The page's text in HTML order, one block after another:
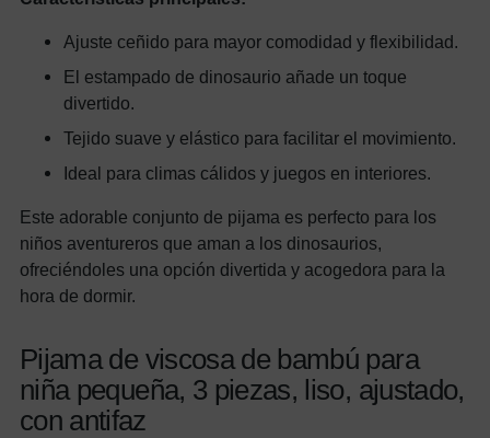
Ajuste ceñido para mayor comodidad y flexibilidad.
El estampado de dinosaurio añade un toque
divertido.
Tejido suave y elástico para facilitar el movimiento.
Ideal para climas cálidos y juegos en interiores.
Este adorable conjunto de pijama es perfecto para los
niños aventureros que aman a los dinosaurios,
ofreciéndoles una opción divertida y acogedora para la
hora de dormir.
Pijama de viscosa de bambú para
niña pequeña, 3 piezas, liso, ajustado,
con antifaz